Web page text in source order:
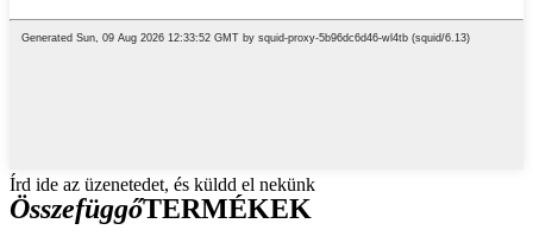
Írd ide az üzenetedet, és küldd el nekünk
ÖsszefüggőTERMÉKEK